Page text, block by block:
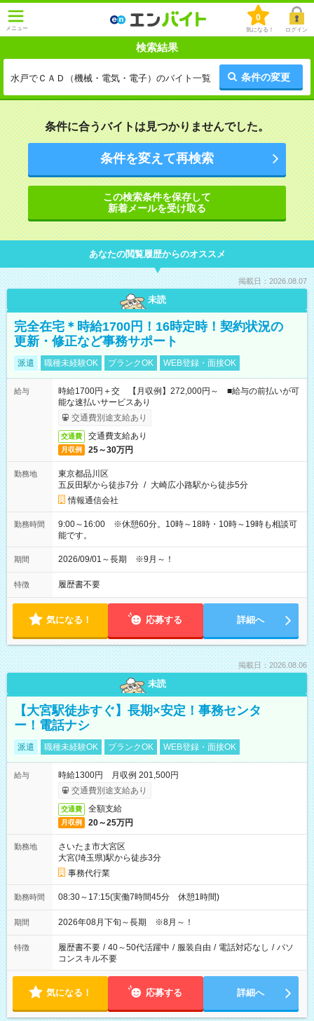
メニュー
0
気になる！ ログイン
検索結果
水戸でＣＡＤ（機械・電気・電子）のバイト一覧 条件の変更
条件に合うバイトは見つかりませんでした。
条件を変えて再検索
この検索条件を保存して
新着メールを受け取る
あなたの閲覧履歴からのオススメ
掲載日：2026.08.07
未読
完全在宅＊時給1700円！16時定時！契約状況の
更新・修正など事務サポート
派遣 職種未経験OK ブランクOK WEB登録・面接OK
給与
時給1700円＋交 【月収例】272,000円～ ■給与の前払いが可
能な速払いサービスあり
交通費別途支給あり
交通費 交通費支給あり
月収例 25～30万円
勤務地
東京都品川区
五反田駅から徒歩7分 / 大崎広小路駅から徒歩5分
情報通信会社
勤務時間
9:00～16:00 ※休憩60分。10時～18時・10時～19時も相談可
能です。
期間 2026/09/01～長期 ※9月～！
特徴 履歴書不要
気になる！ 応募する 詳細へ
掲載日：2026.08.06
未読
【大宮駅徒歩すぐ】長期×安定！事務センタ
ー！電話ナシ
派遣 職種未経験OK ブランクOK WEB登録・面接OK
給与
時給1300円 月収例 201,500円
交通費別途支給あり
交通費 全額支給
月収例 20～25万円
勤務地
さいたま市大宮区
大宮(埼玉県)駅から徒歩3分
事務代行業
勤務時間 08:30～17:15(実働7時間45分 休憩1時間)
期間 2026年08月下旬～長期 ※8月～！
特徴 履歴書不要 / 40～50代活躍中 / 服装自由 / 電話対応なし / パソ
コンスキル不要
気になる！ 応募する 詳細へ